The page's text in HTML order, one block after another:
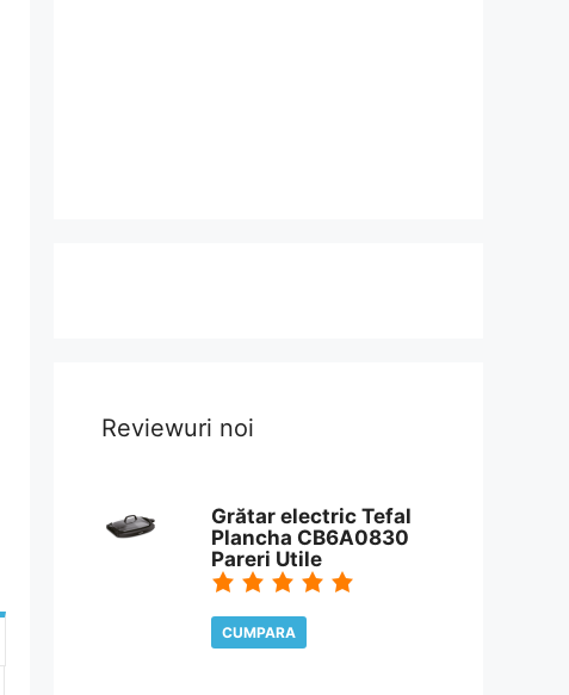
Reviewuri noi
Grătar electric Tefal
Plancha CB6A0830
Pareri Utile
CUMPARA